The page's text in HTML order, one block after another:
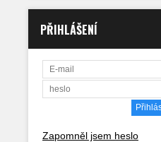
PŘIHLÁŠENÍ
Zapomněl jsem heslo